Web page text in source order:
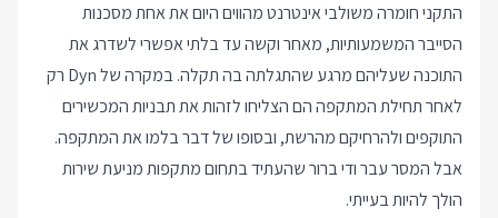
התקני חומרה משולבי אינטרנט מהווים היום את אחת מסכנות
הסייבר המשמעותיות, מאחר וקשה עד בלתי אפשרי לשדרג את
התוכנה שעליהם מרגע שהתגלתה בה תקלה. במקרה של Dyn רק
לאחר תחילת המתקפה הם הצליחו לזהות את תבניות המכשירים
התוקפים ולהרחיקם מהרשת, ובסופו של דבר בלמו את המתקפה.
אבל המסר עבר ודי ברור שהעתיד בתחום מתקפות מניעת שירות
הולך להיות בעייתי.